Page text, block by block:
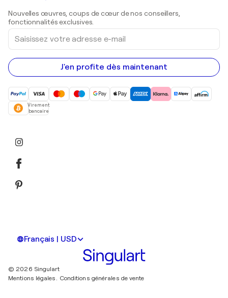
Peintures acryliques
Nouvelles œuvres, coups de cœur de nos conseillers,
fonctionnalités exclusives.
Saisissez
votre
adresse
e-
mail
J'en profite dès maintenant
Virement
bancaire
Français | USD
© 2026 Singulart
Mentions légales. Conditions générales de vente